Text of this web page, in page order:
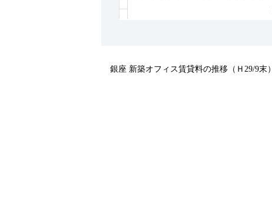
銀座 新築オフィス賃貸料の推移（Ｈ29/9末）